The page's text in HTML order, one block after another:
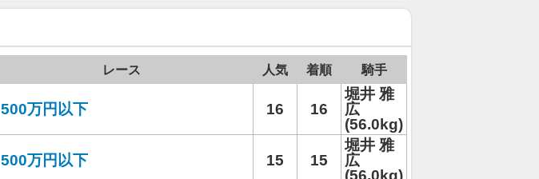
レース 人気 着順 騎手
500万円以下 16 16
堀井 雅
広
(56.0kg)
500万円以下 15 15
堀井 雅
広
(56.0kg)